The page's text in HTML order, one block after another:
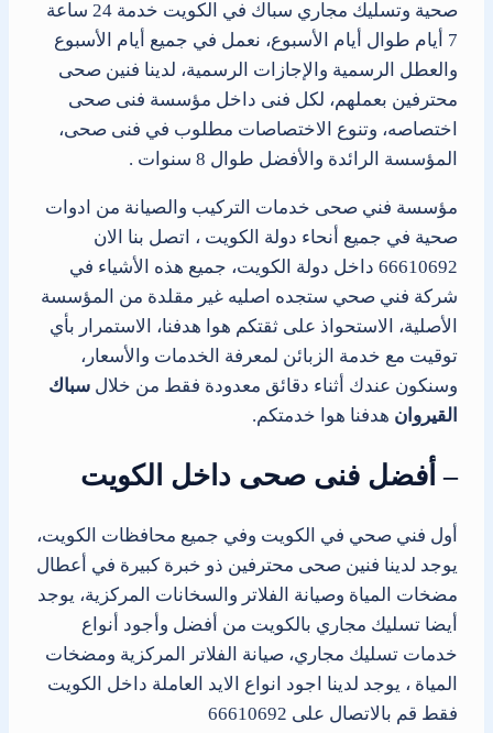
صحية وتسليك مجاري سباك في الكويت خدمة 24 ساعة
7 أيام طوال أيام الأسبوع، نعمل في جميع أيام الأسبوع
والعطل الرسمية والإجازات الرسمية، لدينا فنين صحى
محترفين بعملهم، لكل فنى داخل مؤسسة فنى صحى
اختصاصه، وتنوع الاختصاصات مطلوب في فنى صحى،
المؤسسة الرائدة والأفضل طوال 8 سنوات .
مؤسسة فني صحى خدمات التركيب والصيانة من ادوات
صحية في جميع أنحاء دولة الكويت ، اتصل بنا الان
66610692 داخل دولة الكويت، جميع هذه الأشياء في
شركة فني صحي ستجده اصليه غير مقلدة من المؤسسة
الأصلية، الاستحواذ على ثقتكم هوا هدفنا، الاستمرار بأي
توقيت مع خدمة الزبائن لمعرفة الخدمات والأسعار،
وسنكون عندك أثناء دقائق معدودة فقط من خلال سباك
القيروان هدفنا هوا خدمتكم.
– أفضل فنى صحى داخل الكويت
أول فني صحي في الكويت وفي جميع محافظات الكويت،
يوجد لدينا فنين صحى محترفين ذو خبرة كبيرة في أعطال
مضخات المياة وصيانة الفلاتر والسخانات المركزية، يوجد
أيضا تسليك مجاري بالكويت من أفضل وأجود أنواع
خدمات تسليك مجاري، صيانة الفلاتر المركزية ومضخات
المياة ، يوجد لدينا اجود انواع الايد العاملة داخل الكويت
فقط قم بالاتصال على 66610692